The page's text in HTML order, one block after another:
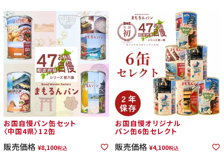
お国自慢パン缶セット
〈中国4県〉12缶
販売価格 ¥8,100税込
お国自慢オリジナル
パン缶6缶セレクト
販売価格 ¥4,100税込